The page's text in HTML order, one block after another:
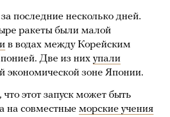
последние несколько дней.
ракеты были малой
в водах между Корейским
Две из них упали
экономической зоне Японии.
этот запуск может быть
на совместные морские учения